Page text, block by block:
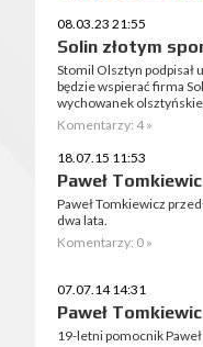
08.03.23 21:55
Solin złotym
Stomil Olsztyn podpisał
będzie wspierać firma
wychowanek
Komentarzy: 4 »
18.07.15 11:53
Paweł
Paweł Tomkiewicz
dwa lata.
Komentarzy: 0 »
07.07.14 14:31
Paweł
19-letni pomocnik